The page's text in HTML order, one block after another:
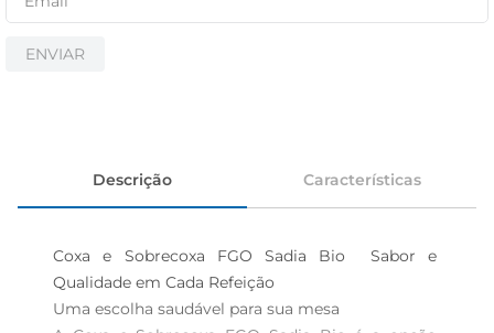
ENVIAR
Descrição Características
Coxa e Sobrecoxa FGO Sadia Bio  Sabor e
Qualidade em Cada Refeição
Uma escolha saudável para sua mesa